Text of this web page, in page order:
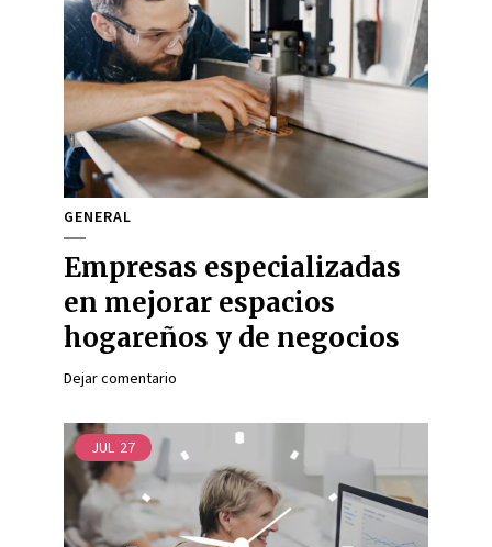
GENERAL
Empresas especializadas
en mejorar espacios
hogareños y de negocios
Dejar comentario
JUL 27